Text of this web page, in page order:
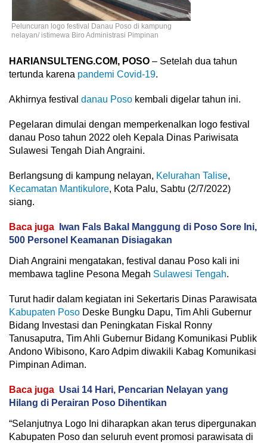
Peluncuran logo festival Danau Poso di kampung
nelayan/ istimewa Biro Administrasi Pimpinan
HARIANSULTENG.COM, POSO – Setelah dua tahun
tertunda karena pandemi Covid-19.
Akhirnya festival danau Poso kembali digelar tahun ini.
Pegelaran dimulai dengan memperkenalkan logo festival
danau Poso tahun 2022 oleh Kepala Dinas Pariwisata
Sulawesi Tengah Diah Angraini.
Berlangsung di kampung nelayan, Kelurahan Talise,
Kecamatan Mantikulore, Kota Palu, Sabtu (2/7/2022)
siang.
Baca juga
Iwan Fals Bakal Manggung di Poso Sore Ini,
500 Personel Keamanan Disiagakan
Diah Angraini mengatakan, festival danau Poso kali ini
membawa tagline Pesona Megah Sulawesi Tengah.
Turut hadir dalam kegiatan ini Sekertaris Dinas Parawisata
Kabupaten Poso Deske Bungku Dapu, Tim Ahli Gubernur
Bidang Investasi dan Peningkatan Fiskal Ronny
Tanusaputra, Tim Ahli Gubernur Bidang Komunikasi Publik
Andono Wibisono, Karo Adpim diwakili Kabag Komunikasi
Pimpinan Adiman.
Baca juga Usai 14 Hari, Pencarian Nelayan yang
Hilang di Perairan Poso Dihentikan
“Selanjutnya Logo Ini diharapkan akan terus dipergunakan
Kabupaten Poso dan seluruh event promosi parawisata di